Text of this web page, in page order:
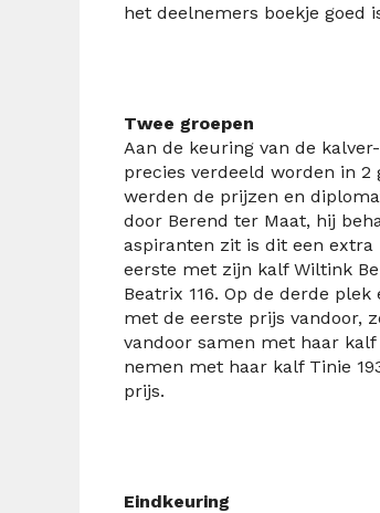
het deelnemers boekje goed
Twee groepen
Aan de keuring van de
precies verdeeld worden in 2
werden de prijzen en
door Berend ter Maat, hij
aspiranten zit is dit een extra
eerste met zijn kalf Wiltink
Beatrix 116. Op de derde
met de eerste prijs vandoor,
vandoor samen met haar
nemen met haar kalf Tinie
prijs.
Eindkeuring